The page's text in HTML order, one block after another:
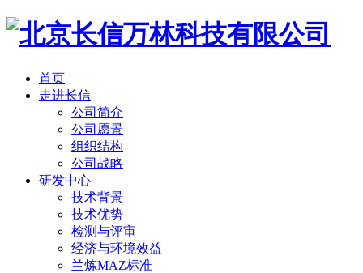
首页
走进长信
公司简介
公司愿景
组织结构
公司战略
研发中心
技术背景
技术优势
检测与评审
经济与环境效益
兰炼MAZ标准